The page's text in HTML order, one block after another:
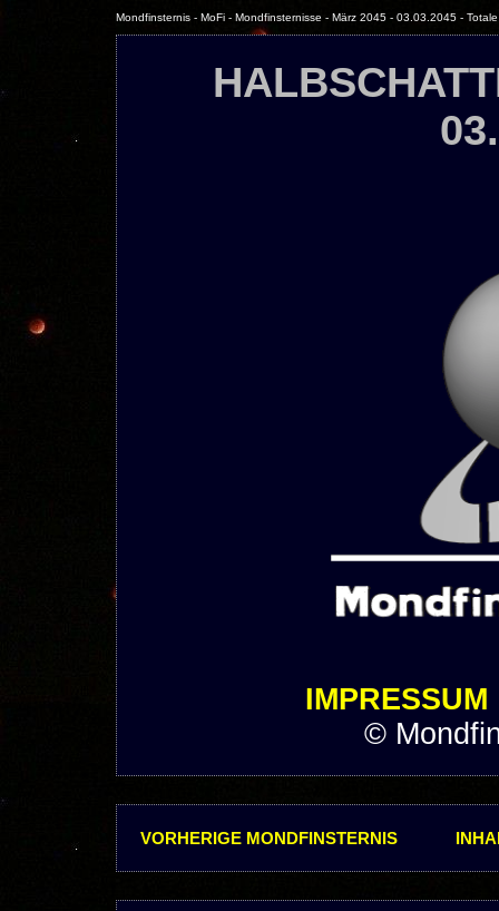
Mondfinsternis - MoFi - Mondfinsternisse - März 2045 - 03.03.2045 -
IMPRESSUM
©
VORHERIGE MONDFINSTERNIS